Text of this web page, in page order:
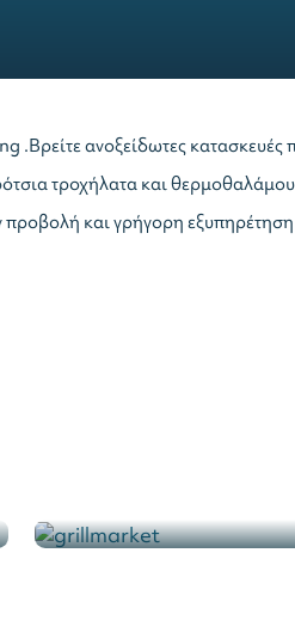
.Βρείτε ανοξείδωτες
τροχήλατα και
και γρήγορη